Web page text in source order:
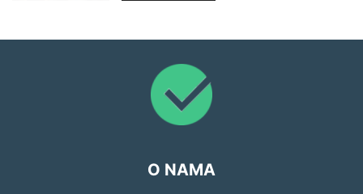
O NAMA